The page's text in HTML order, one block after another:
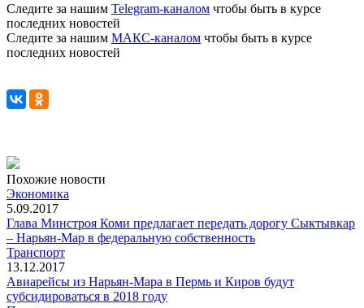
Следите за нашим Telegram-каналом чтобы быть в курсе
последних новостей
Следите за нашим МАКС-каналом чтобы быть в курсе
последних новостей
Похожие новости
Экономика
5.09.2017
Глава Минстроя Коми предлагает передать дорогу Сыктывкар
– Нарьян-Мар в федеральную собственность
Транспорт
13.12.2017
Авиарейсы из Нарьян-Мара в Пермь и Киров будут
субсидироваться в 2018 году